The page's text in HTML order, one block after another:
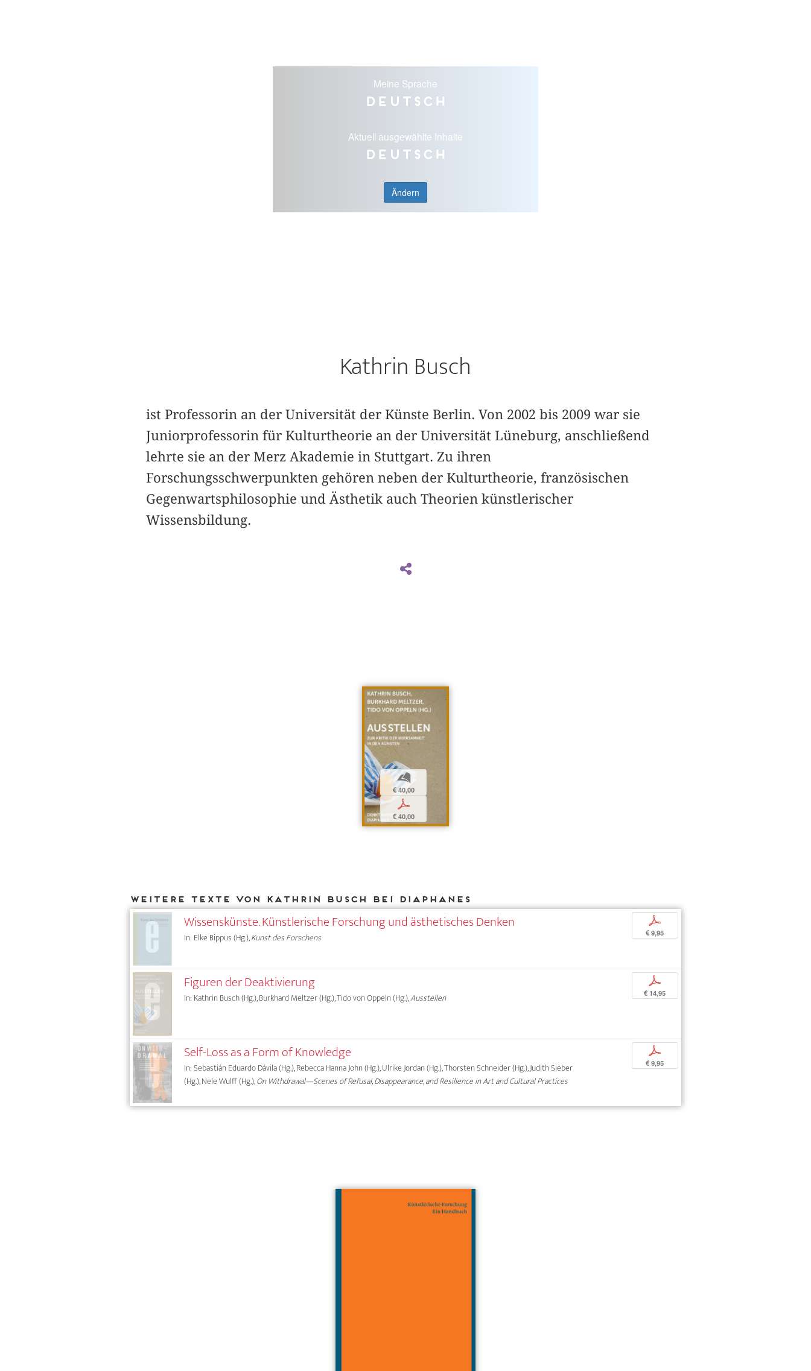
Meine Sprache
Deutsch
Aktuell ausgewählte Inhalte
Deutsch
Ändern
Kathrin Busch
ist Professorin an der Universität der Künste Berlin. Von 2002 bis 2009 war sie
Juniorprofessorin für Kulturtheorie an der Universität Lüneburg, anschließend
lehrte sie an der Merz Akademie in Stuttgart. Zu ihren
Forschungsschwerpunkten gehören neben der Kulturtheorie, französischen
Gegenwartsphilosophie und Ästhetik auch Theorien künstlerischer
Wissensbildung.
b
€ 40,00
p
€ 40,00
Weitere Texte von Kathrin Busch bei DIAPHANES
Wissenskünste. Künstlerische Forschung und ästhetisches Denken
In: Elke Bippus (Hg.),Kunst des Forschens
p
€ 9,95
Figuren der Deaktivierung
In: Kathrin Busch (Hg.), Burkhard Meltzer (Hg.), Tido von Oppeln (Hg.),Ausstellen
p
€ 14,95
Self-Loss as a Form of Knowledge
In: Sebastián Eduardo Dávila (Hg.), Rebecca Hanna John (Hg.), Ulrike Jordan (Hg.), Thorsten Schneider (Hg.), Judith Sieber
(Hg.), Nele Wulff (Hg.),On Withdrawal—Scenes of Refusal, Disappearance, and Resilience in Art and Cultural Practices
p
€ 9,95